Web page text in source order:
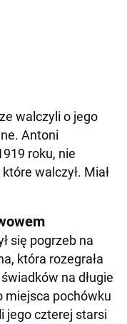
walczyli o jego
Antoni
roku, nie
walczył. Miał
się pogrzeb na
która rozegrała
na długie
miejsca pochówku
jego czterej starsi